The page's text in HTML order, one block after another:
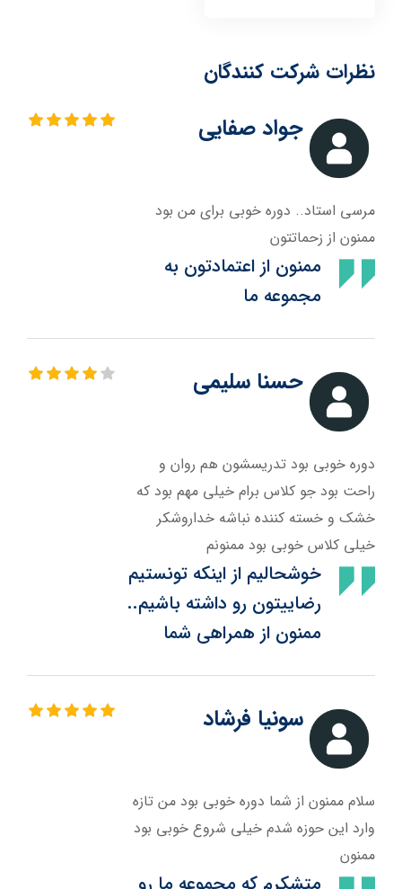
نظرات شرکت کنندگان
جواد صفایی
مرسی استاد.. دوره خوبی برای من بود
ممنون از زحماتتون
ممنون از اعتمادتون به
مجموعه ما
حسنا سلیمی
دوره خوبی بود تدریسشون هم روان و
راحت بود جو کلاس برام خیلی مهم بود که
خشک و خسته کننده نباشه خداروشکر
خیلی کلاس خوبی بود ممنونم
خوشحالیم از اینکه تونستیم
رضاییتون رو داشته باشیم..
ممنون از همراهی شما
سونیا فرشاد
سلام ممنون از شما دوره خوبی بود من تازه
وارد این حوزه شدم خیلی شروع خوبی بود
ممنون